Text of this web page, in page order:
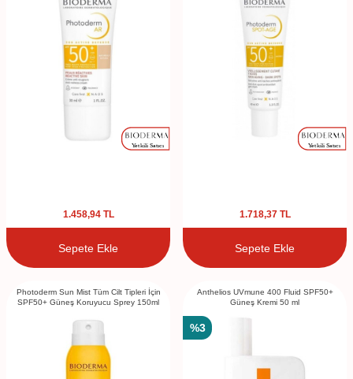
1.458,94TL
Sepete Ekle
1.718,37TL
Sepete Ekle
Photoderm Sun Mist Tüm Cilt Tipleri İçin
SPF50+ Güneş Koruyucu Sprey 150ml
Anthelios UVmune 400 Fluid SPF50+
Güneş Kremi 50 ml
%3